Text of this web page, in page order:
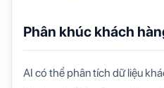
Phân khúc khách
AI có thể phân tích dữ liệu